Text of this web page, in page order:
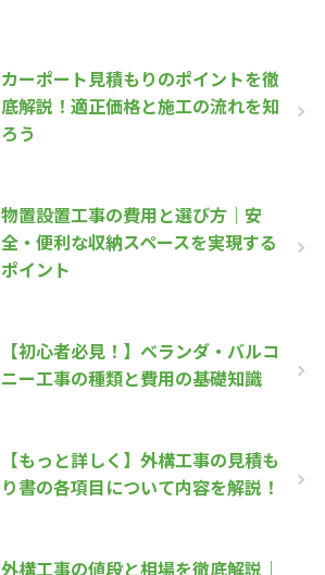
カーポート見積もりのポイントを徹
底解説！適正価格と施工の流れを知
ろう
物置設置工事の費用と選び方｜安
全・便利な収納スペースを実現する
ポイント
【初心者必見！】ベランダ・バルコ
ニー工事の種類と費用の基礎知識
【もっと詳しく】外構工事の見積も
り書の各項目について内容を解説！
外構工事の値段と相場を徹底解説｜